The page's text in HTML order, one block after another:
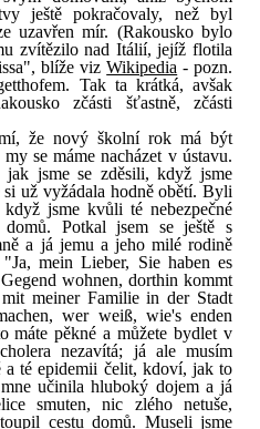
ještě pokračovaly, než byl
uzavřen mír. (Rakousko bylo
zvítězilo nad Itálií, jejíž flotila
blíže vizWikipedia - pozn.
Tak ta krátká, avšak
zčásti šťastně, zčásti
že nový školní rok má být
se máme nacházet v ústavu.
jsme se zděsili, když jsme
už vyžádala hodně obětí. Byli
jsme kvůli té nebezpečné
domů. Potkal jsem se ještě s
a já jemu a jeho milé rodině
mein Lieber, Sie haben es
wohnen, dorthin kommt
meiner Familie in der Stadt
wer weiß, wie's enden
pěkné a můžete bydlet v
nezavítá; já ale musím
a té epidemii čelit, kdoví, jak to
učinila hluboký dojem a já
smuten, nic zlého netuše,
cestu domů. Museli jsme